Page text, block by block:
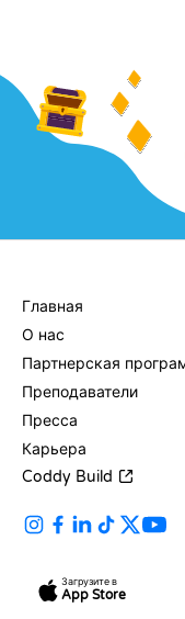
Главная
О нас
Партнерская
Преподаватели
Пресса
Карьера
Coddy Build
Загрузите в
App Store